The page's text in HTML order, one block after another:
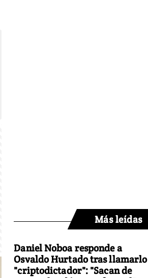
Más leídas
Daniel Noboa responde a
Osvaldo Hurtado tras llamarlo
"criptodictador": "Sacan de